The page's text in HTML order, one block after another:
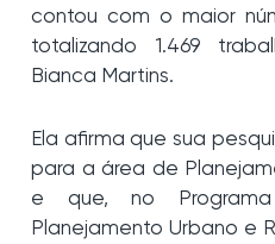
contou com o maior
totalizando 1.469
Bianca Martins.
Ela afirma que sua
para a área de
e que, no
Planejamento Urbano e